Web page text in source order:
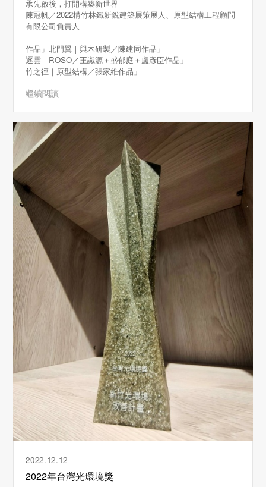
承先啟後，打開構築新世界
陳冠帆／2022構竹林鐵新銳建築展策展人、原型結構工程顧問
有限公司負責人
作品」北門翼｜與木研製／陳建同作品」
逐雲｜ROSO／王識源＋盛郁庭＋盧彥臣作品」
竹之徑｜原型結構／張家維作品」
繼續閱讀
2022.12.12
2022年台灣光環境獎